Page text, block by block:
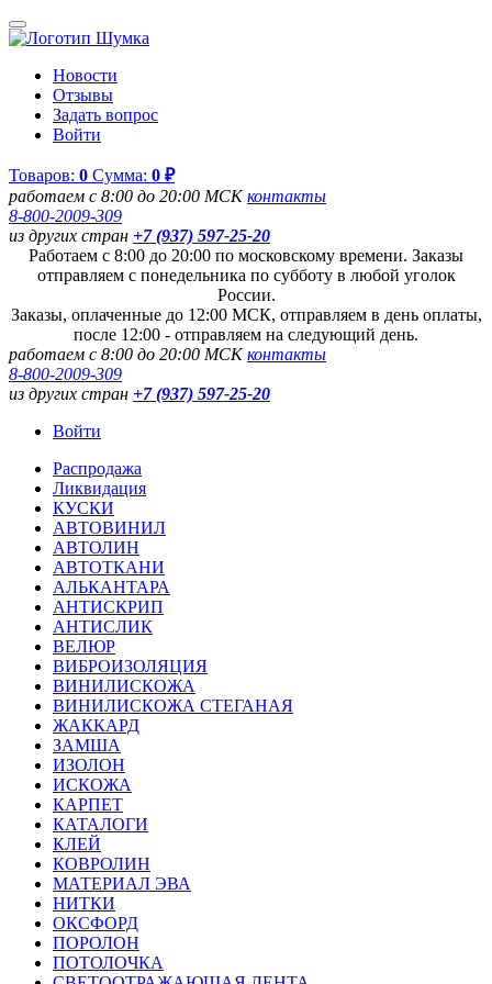
Новости
Отзывы
Задать вопрос
Войти
Товаров: 0 Сумма: 0 ₽
работаем с 8:00 до 20:00 МСКконтакты
8-800-2009-309
из других стран +7 (937) 597-25-20
Работаем с 8:00 до 20:00 по московскому времени. Заказы
отправляем с понедельника по субботу в любой уголок
России.
Заказы, оплаченные до 12:00 МСК, отправляем в день оплаты,
после 12:00 - отправляем на следующий день.
работаем с 8:00 до 20:00 МСКконтакты
8-800-2009-309
из других стран +7 (937) 597-25-20
Войти
Распродажа
Ликвидация
КУСКИ
АВТОВИНИЛ
АВТОЛИН
АВТОТКАНИ
АЛЬКАНТАРА
АНТИСКРИП
АНТИСЛИК
ВЕЛЮР
ВИБРОИЗОЛЯЦИЯ
ВИНИЛИСКОЖА
ВИНИЛИСКОЖА СТЕГАНАЯ
ЖАККАРД
ЗАМША
ИЗОЛОН
ИСКОЖА
КАРПЕТ
КАТАЛОГИ
КЛЕЙ
КОВРОЛИН
МАТЕРИАЛ ЭВА
НИТКИ
ОКСФОРД
ПОРОЛОН
ПОТОЛОЧКА